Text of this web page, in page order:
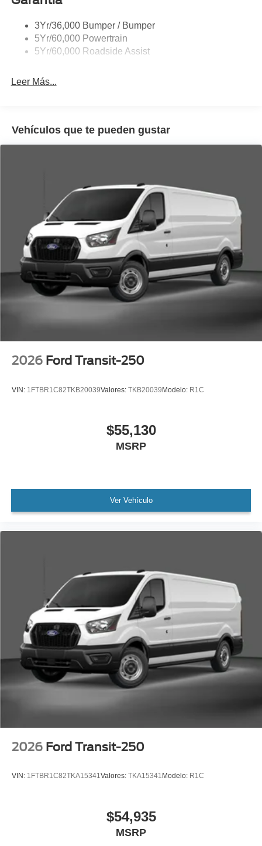
with Black Hubcap.
Wipers - Rain-Sensing
3Yr/36,000 Bumper / Bumper
5Yr/60,000 Powertrain
5Yr/60,000 Roadside Assist
Leer Más...
Vehículos que te pueden gustar
2026 Ford Transit-250
VIN: 1FTBR1C82TKB20039Valores: TKB20039Modelo: R1C
$55,130
MSRP
Ver Vehículo
2026 Ford Transit-250
VIN: 1FTBR1C82TKA15341Valores: TKA15341 Modelo: R1C
$54,935
MSRP